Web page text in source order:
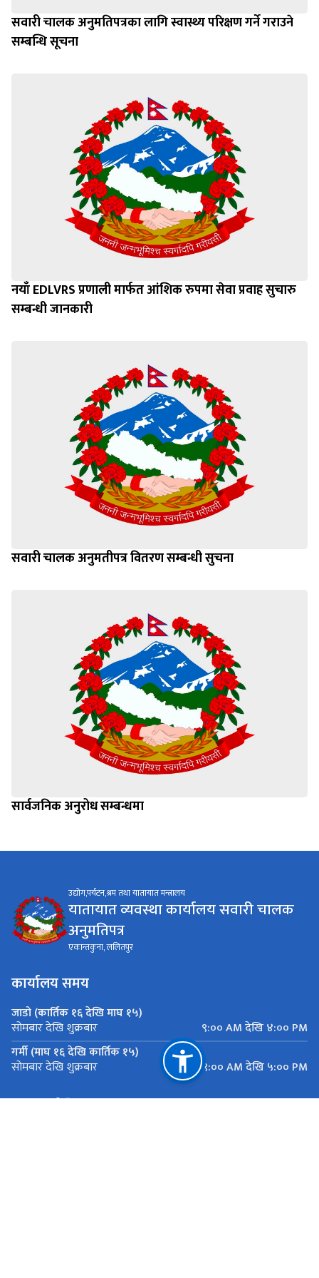
सवारी चालक अनुमतिपत्रका लागि स्वास्थ्य परिक्षण गर्ने गराउने
सम्बन्धि सूचना
नयाँ EDLVRS प्रणाली मार्फत आंशिक रुपमा सेवा प्रवाह सुचारु
सम्बन्धी जानकारी
सवारी चालक अनुमतीपत्र वितरण सम्बन्धी सुचना
सार्वजनिक अनुरोध सम्बन्धमा
उद्योग,पर्यटन,श्रम तथा यातायात मन्त्रालय
यातायात व्यवस्था कार्यालय सवारी चालक
अनुमतिपत्र
एकान्तकुना, ललितपुर
कार्यालय समय
जाडो (कार्तिक १६ देखि माघ १५)
सोमबार देखि शुक्रबार
९:०० AM देखि ४:०० PM
गर्मी (माघ १६ देखि कार्तिक १५)
सोमबार देखि शुक्रबार ९:०० AM देखि ५:०० PM
महत्त्वपूर्ण लिङ्कहरू